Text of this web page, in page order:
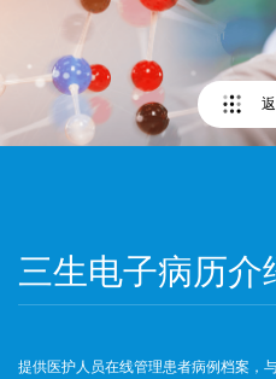
三生电子病历介
提供医护人员在线管理患者病例档案，